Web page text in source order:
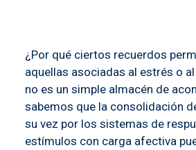
¿Por qué ciertos recuerdos
aquellas asociadas al estrés o
no es un simple almacén de
sabemos que la consolidación
su vez por los sistemas de
estímulos con carga afectiva